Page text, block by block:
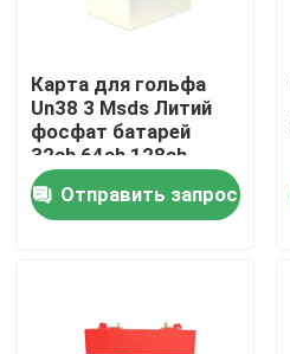
Главная страница
Продукция
Карта для гольфа
Un38 3 Msds Литий
фосфат батарей
32ah 64ah 128ah
Отправить запрос